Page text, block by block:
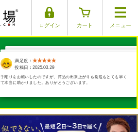
ログイン カート メニュー
満足度：
投稿日：2025.03.17
満足度：
投稿日：2025.03.30
満足度：
投稿日：2025.03.26
満足度：
投稿日：2025.03.29
手彫りをお願いしたのですが、商品の出来上がりも発送もとても早く
て本当に助かりました。ありがとうございます。
満足度：
投稿日：2025.04.01